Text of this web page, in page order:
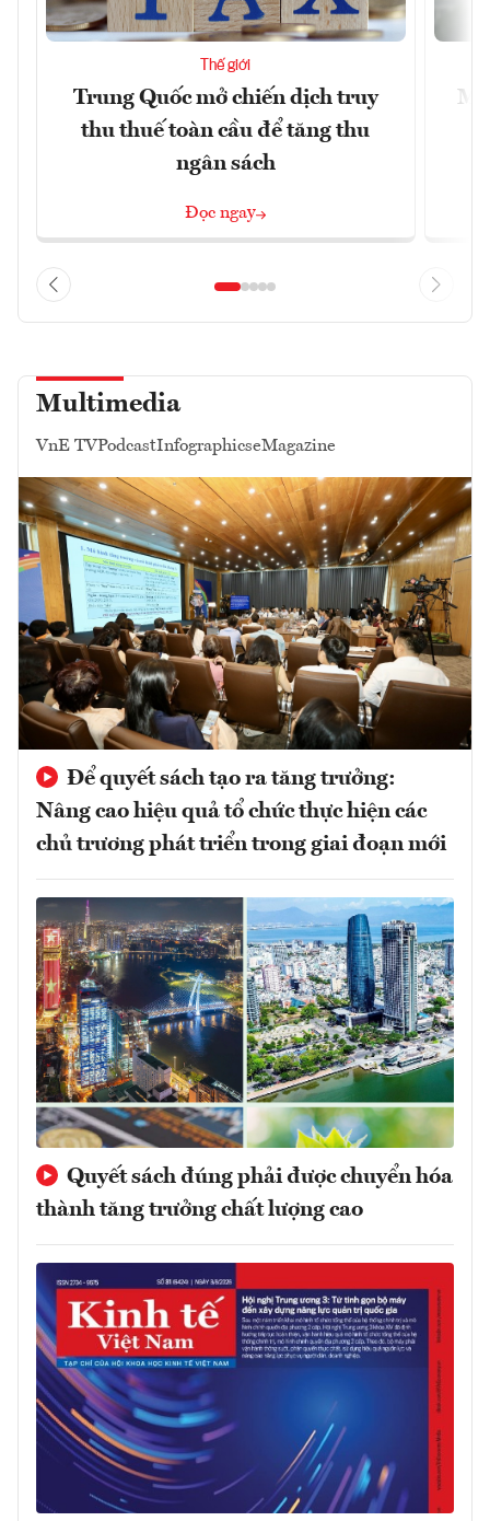
Thế giới
Trung Quốc mở chiến dịch truy
thu thuế toàn cầu để tăng thu
ngân sách
Đọc ngay
Multimedia
VnE TVPodcastInfographicseMagazine
Để quyết sách tạo ra tăng trưởng:
Nâng cao hiệu quả tổ chức thực hiện các
chủ trương phát triển trong giai đoạn mới
Quyết sách đúng phải được chuyển hóa
thành tăng trưởng chất lượng cao